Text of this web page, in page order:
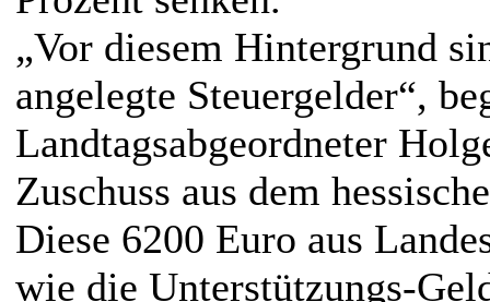
„Vor diesem Hintergrund
angelegte Steuergelder“,
Landtagsabgeordneter
Zuschuss aus dem
Diese 6200 Euro aus
wie die Unterstützungs-